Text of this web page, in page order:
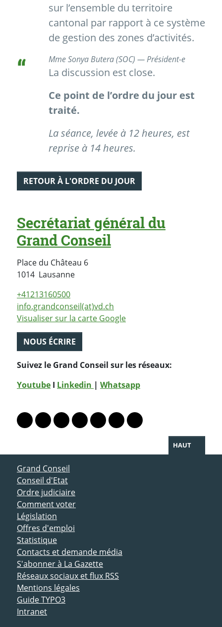
sur l’ensemble du territoire
cantonal par rapport à ce système
de gestion des zones d’activités.
Mme Sonya Butera (SOC) — Président-e
La discussion est close.
Ce point de l’ordre du jour est
traité.
La séance, levée à 12 heures, est
reprise à 14 heures.
RETOUR À L'ORDRE DU JOUR
Secrétariat général du
Grand Conseil
Place du Château 6
1014 LausanneSuisse
+41213160500
info.grandconseil(at)vd.ch
Visualiser sur la carte Google
NOUS ÉCRIRE
Suivez le Grand Conseil sur les réseaux:
Youtube I Linkedin | Whatsapp
Lien vers le profil Mastodon
Lien vers le profil Bluesky
Lien vers le profil Instagram
Lien vers le profil Linkedin
Lien vers le profil Facebook
Lien vers le profil Twitter
Partager par WhatsApp
HAUT
ACCÈS DIRECT
Grand Conseil
Conseil d'Etat
Ordre judiciaire
Comment voter
Législation
Offres d'emploi
Statistique
Contacts et demande média
S'abonner à La Gazette
Réseaux sociaux et flux RSS
Mentions légales
Guide TYPO3
Intranet